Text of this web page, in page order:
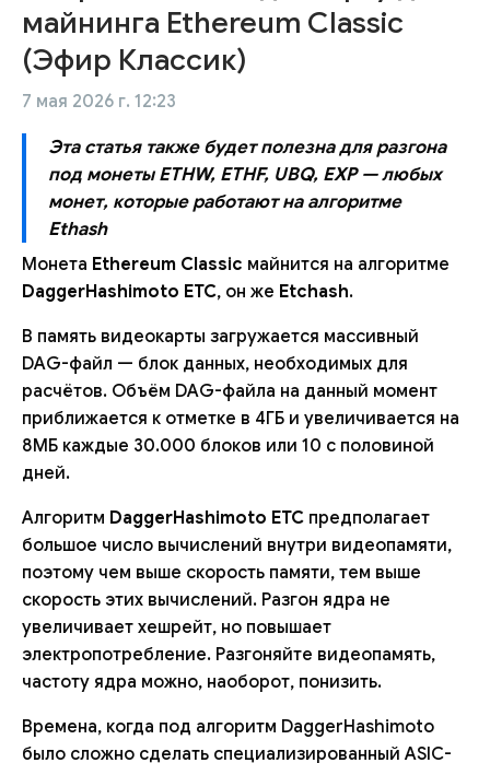
майнинга Ethereum Classic
(Эфир Классик)
7 мая 2026 г. 12:23
Эта статья также будет полезна для разгона
под монеты ETHW, ETHF, UBQ, EXP — любых
монет, которые работают на алгоритме
Ethash
Монета Ethereum Classic майнится на алгоритме
DaggerHashimoto ETC, он же Etchash.
В память видеокарты загружается массивный
DAG-файл — блок данных, необходимых для
расчётов. Объём DAG-файла на данный момент
приближается к отметке в 4ГБ и увеличивается на
8МБ каждые 30.000 блоков или 10 с половиной
дней.
Алгоритм DaggerHashimoto ETC предполагает
большое число вычислений внутри видеопамяти,
поэтому чем выше скорость памяти, тем выше
скорость этих вычислений. Разгон ядра не
увеличивает хешрейт, но повышает
электропотребление. Разгоняйте видеопамять,
частоту ядра можно, наоборот, понизить.
Времена, когда под алгоритм DaggerHashimoto
было сложно сделать специализированный ASIC-